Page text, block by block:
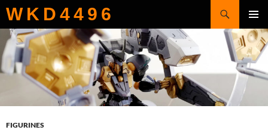
WKD4496
Recherche
MENU
AU
CONTENU
FIGURINES